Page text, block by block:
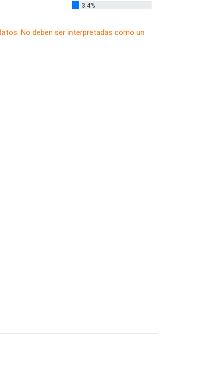
3.4%
No deben ser interpretadas como un